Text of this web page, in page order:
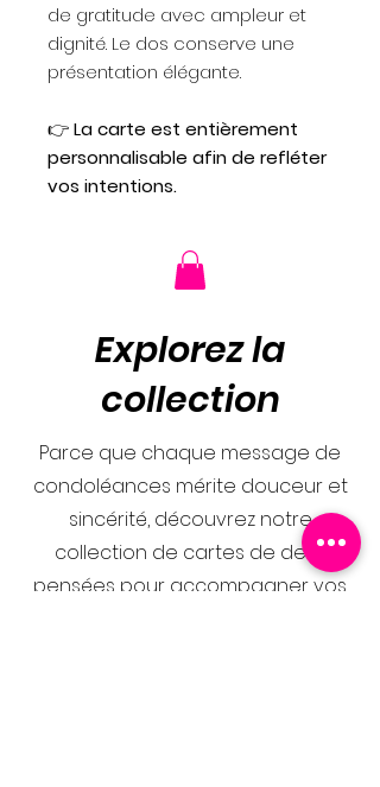
de gratitude avec ampleur et
dignité. Le dos conserve une
présentation élégante.
👉La carte est entièrement
personnalisable afin de refléter
vos intentions.
Explorez la
collection
Parce que chaque message de
condoléances mérite douceur et
sincérité, découvrez notre
collection de cartes de deuil
pensées pour accompagner vos